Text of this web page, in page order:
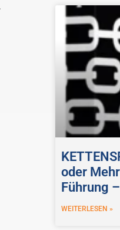
oder
Führung
WEITERLESEN »